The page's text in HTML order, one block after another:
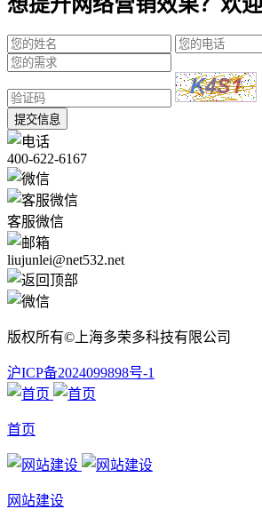
提交信息
400-622-6167
客服微信
liujunlei@net532.net
版权所有©上海多荣多科技有限公司
沪ICP备2024099898号-1
首页
网站建设